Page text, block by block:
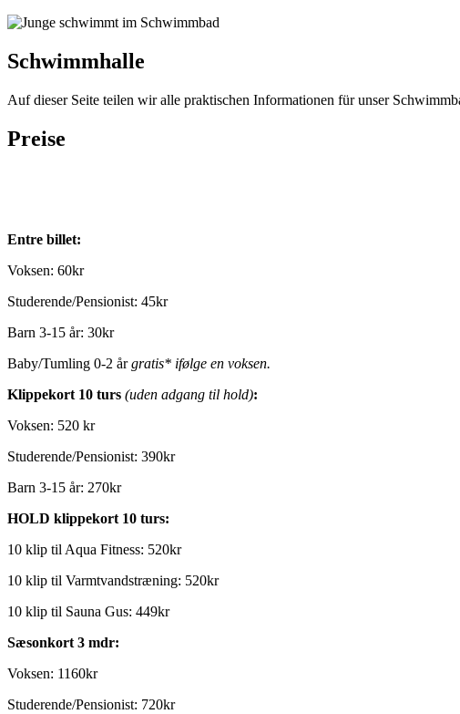
Schwimmhalle
Auf dieser Seite teilen wir alle praktischen Informationen für unser
Preise
Entre billet:
Voksen: 60kr
Studerende/Pensionist: 45kr
Barn 3-15 år: 30kr
Baby/Tumling 0-2 årgratis* ifølge en voksen.
Klippekort 10 turs (uden adgang til hold):
Voksen: 520 kr
Studerende/Pensionist: 390kr
Barn 3-15 år: 270kr
HOLD klippekort 10 turs:
10 klip til Aqua Fitness: 520kr
10 klip til Varmtvandstræning: 520kr
10 klip til Sauna Gus: 449kr
Sæsonkort 3 mdr:
Voksen: 1160kr
Studerende/Pensionist: 720kr